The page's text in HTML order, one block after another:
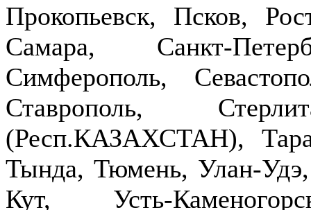
Прокопьевск, Псков,
Самара, Санкт-
Симферополь,
Ставрополь,
(Респ.КАЗАХСТАН),
Тында, Тюмень, Улан-
Кут, Усть-